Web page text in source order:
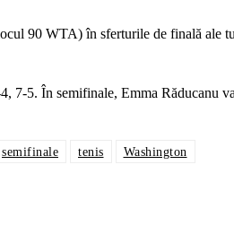
90 WTA) în sferturile de finală ale
7-5. În semifinale, Emma Răducanu
semifinale tenis Washington